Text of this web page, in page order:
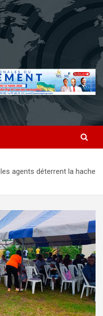
agents déterrent la hache